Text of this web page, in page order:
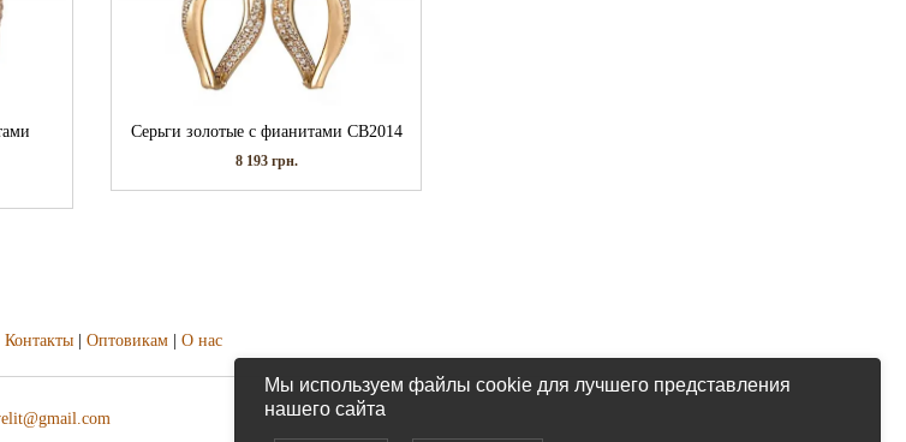
Серьги золотые с фианитами СВ2014
8 193 грн.
Контакты | Оптовикам | О нас
Мы используем файлы cookie для лучшего представления
нашего сайта